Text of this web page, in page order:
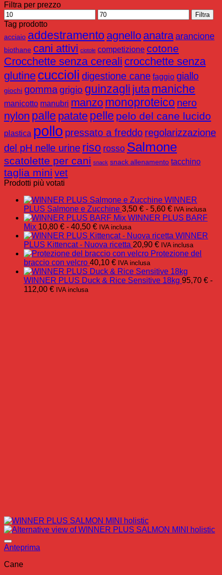
Filtra per prezzo
Prezzo
Min
Prezzo
Max
Filtra
Tag prodotto
acciaio addestramento agnello anatra arancione
biothane cani attivi ciotole competizione cotone
Crocchette senza cereali crocchette senza
glutine cuccioli digestione cane faggio giallo
giochi gommagrigio guinzagli juta maniche
manicotto manubri manzo monoproteico nero
nylon palle patate pelle pelo del cane lucido
plastica pollo pressato a freddo regolarizzazione
del pH nelle urine riso rosso Salmone
scatolette per cani snack snack allenamento tacchino
taglia mini vet
Prodotti più votati
WINNER
PLUS Salmone e Zucchine 3,50 € - 5,60 €Fascia
di
da
3,50 €
a
IVA inclusa
WINNER PLUS BARF
Mix 10,80 € - 40,50 €Fascia
di
prezzo:
da
10,80 €
a
40,50 €
IVA inclusa
WINNER
PLUS Kittencat - Nuova ricetta 20,90 € IVA inclusa
Protezione del
braccio con velcro 40,10 € IVA inclusa
WINNER PLUS Duck & Rice Sensitive 18kg 95,70 € -
112,00 €Fascia
IVA inclusa
Anteprima
Cane